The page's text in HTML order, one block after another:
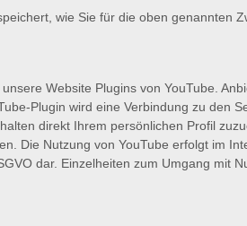
wie Sie für die oben genannten
Website Plugins von YouTube.
Plugin wird eine Verbindung zu den
direkt Ihrem persönlichen Profil
Die Nutzung von YouTube erfolgt im
dar. Einzelheiten zum Umgang mit